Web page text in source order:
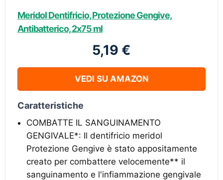
Meridol Dentifricio, Protezione Gengive,
Antibatterico, 2x75 ml
5,19 €
VEDI SU AMAZON
Caratteristiche
COMBATTE IL SANGUINAMENTO
GENGIVALE*: Il dentifricio meridol
Protezione Gengive è stato appositamente
creato per combattere velocemente** il
sanguinamento e l'infiammazione gengivale